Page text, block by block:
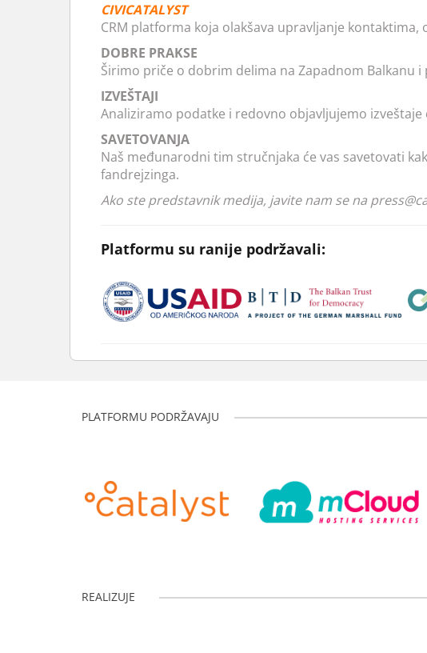
CIVICATALYST
CRM platforma koja olakšava upravljanje
DOBRE PRAKSE
Širimo priče o dobrim delima na Zapadnom Balkanu
IZVEŠTAJI
Analiziramo podatke i redovno objavljujemo
SAVETOVANJA
Naš međunarodni tim stručnjaka će vas savetovati
fandrejzinga.
Ako ste predstavnik medija, javite nam se na
Platformu su ranije podržavali:
PLATFORMU PODRŽAVAJU
REALIZUJE